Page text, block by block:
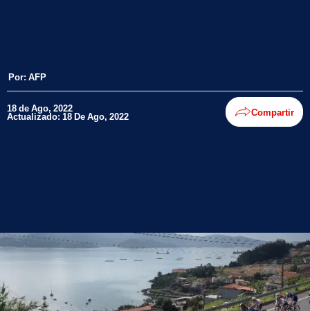
Por: AFP
18 de Ago, 2022
Actualizado: 18 De Ago, 2022 Compartir